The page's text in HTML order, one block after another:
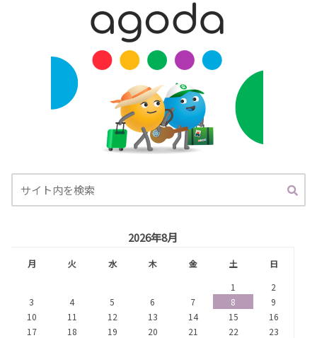
2026年8月
月 火 水 木 金 土
日
1
2
3
4 5 6 7 8
9
10
11 12 13 14 15
16
17
18 19 20 21 22
23